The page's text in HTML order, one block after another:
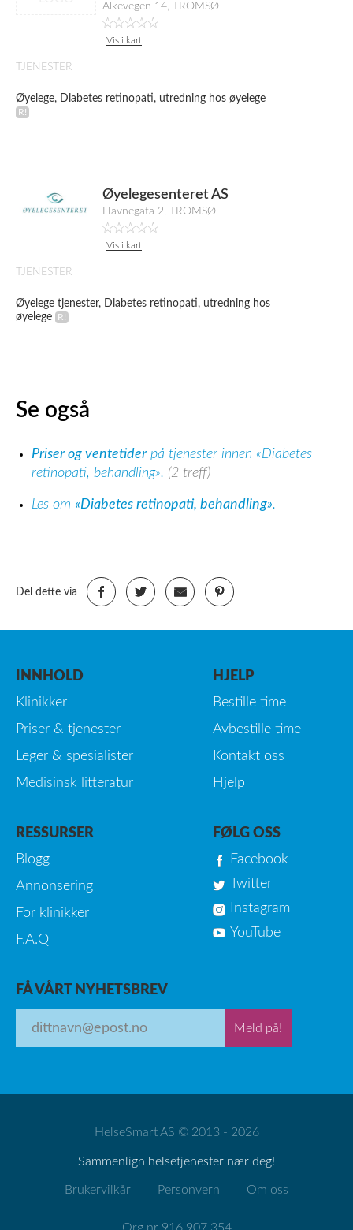
Alkevegen 14, TROMSØ
Vis i kart
TJENESTER
Øyelege, Diabetes retinopati, utredning hos øyelege
Øyelegesenteret AS
Havnegata 2, TROMSØ
Vis i kart
TJENESTER
Øyelege tjenester, Diabetes retinopati, utredning hos
øyelege
Se også
Priser og ventetiderpå tjenester innen «Diabetes
retinopati, behandling». (2 treff)
Les om «Diabetes retinopati, behandling».
Del dette via
INNHOLD
Klinikker
Priser & tjenester
Leger & spesialister
Medisinsk litteratur
HJELP
Bestille time
Avbestille time
Kontakt oss
Hjelp
RESSURSER
Blogg
Annonsering
For klinikker
F.A.Q
FØLG OSS
Facebook
Twitter
Instagram
YouTube
FÅ VÅRT NYHETSBREV
Meld på!
HelseSmart AS © 2013 - 2026
Sammenlign helsetjenester nær deg!
Brukervilkår Personvern Om oss